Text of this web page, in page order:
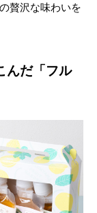
贅沢な味わいを
んだ「フル